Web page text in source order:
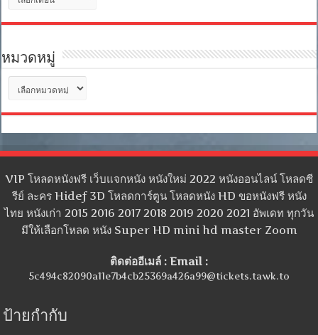
เก็บ
หมวดหมู่
หมู่
VIP โหลดหนังฟรี เว็บแจกหนัง หนังใหม่ 2022 หนังออนไลน์ โหลดซี
รีย์ ละคร Hidef 3D โหลดการ์ตูน โหลดหนัง HD ขอหนังฟรี หนัง
ไทย หนังเก่า 2015 2016 2017 2018 2019 2020 2021 อัพเดท ทุกวัน
มีให้เลือกโหลด หนัง Super HD mini hd master Zoom
ติดต่ออีเมล์ : Email :
5c494c82090a11e7b4cb25369a426a99@tickets.tawk.to
ป้ายกำกับ